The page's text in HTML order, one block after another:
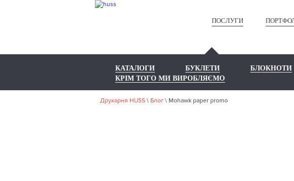
ПОСЛУГИ
КАТАЛОГИ БУКЛЕТИ БЛОКНОТИ
КРІМ ТОГО МИ ВИРОБЛЯЄМО
Друкарня HUSS \ Блог \ Mohawk paper promo